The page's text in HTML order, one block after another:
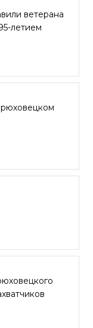
ветерана
летием